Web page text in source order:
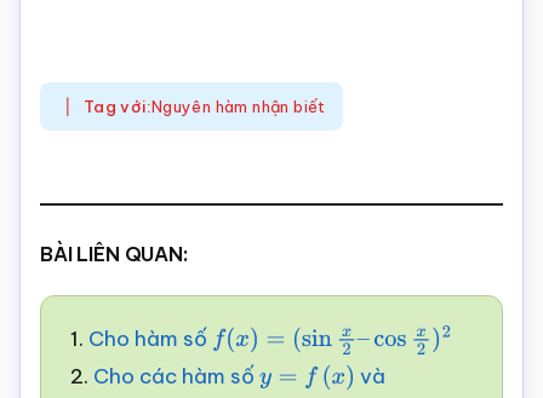
Tag với:Nguyên hàm nhận biết
BÀI LIÊN QUAN:
1. Cho hàm số f(x)= (sinx2–cosx2 )2
2. Cho các hàm số y =f( x )
và